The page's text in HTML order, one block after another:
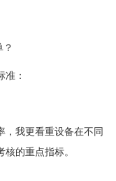
：
，我更看重设备在不同
的重点指标。